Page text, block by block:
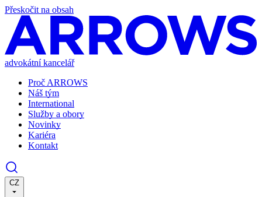
Přeskočit na obsah
advokátní kancelář
Proč ARROWS
Náš tým
International
Služby a obory
Novinky
Kariéra
Kontakt
CZ